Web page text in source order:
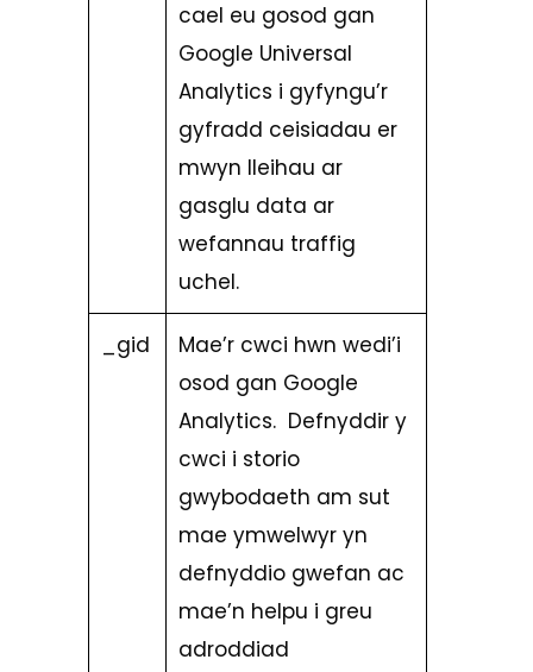
cael eu gosod gan
Google Universal
Analytics i gyfyngu’r
gyfradd ceisiadau er
mwyn lleihau ar
gasglu data ar
wefannau traffig
uchel.
_gid
Mae’r cwci hwn wedi’i
osod gan Google
Analytics. Defnyddir y
cwci i storio
gwybodaeth am sut
mae ymwelwyr yn
defnyddio gwefan ac
mae’n helpu i greu
adroddiad